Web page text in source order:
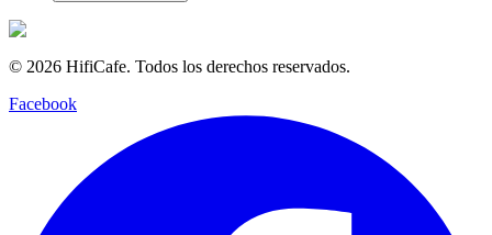
© 2026 HifiCafe. Todos los derechos reservados.
Facebook